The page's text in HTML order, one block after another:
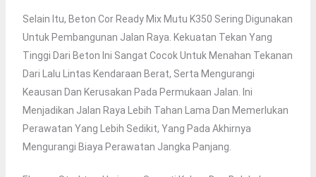
Selain Itu, Beton Cor Ready Mix Mutu K350 Sering Digunakan
Untuk Pembangunan Jalan Raya. Kekuatan Tekan Yang
Tinggi Dari Beton Ini Sangat Cocok Untuk Menahan Tekanan
Dari Lalu Lintas Kendaraan Berat, Serta Mengurangi
Keausan Dan Kerusakan Pada Permukaan Jalan. Ini
Menjadikan Jalan Raya Lebih Tahan Lama Dan Memerlukan
Perawatan Yang Lebih Sedikit, Yang Pada Akhirnya
Mengurangi Biaya Perawatan Jangka Panjang.